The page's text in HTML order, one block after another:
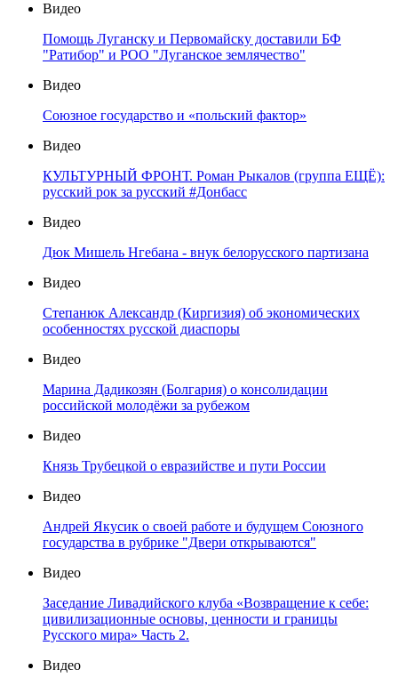
Видео
Помощь Луганску и Первомайску доставили БФ
"Ратибор" и РОО "Луганское землячество"
Видео
Союзное государство и «польский фактор»
Видео
КУЛЬТУРНЫЙ ФРОНТ. Роман Рыкалов (группа ЕЩЁ):
русский рок за русский #Донбасс
Видео
Дюк Мишель Нгебана - внук белорусского партизана
Видео
Степанюк Александр (Киргизия) об экономических
особенностях русской диаспоры
Видео
Марина Дадикозян (Болгария) о консолидации
российской молодёжи за рубежом
Видео
Князь Трубецкой о евразийстве и пути России
Видео
Андрей Якусик о своей работе и будущем Союзного
государства в рубрике "Двери открываются"
Видео
Заседание Ливадийского клуба «Возвращение к себе:
цивилизационные основы, ценности и границы
Русского мира» Часть 2.
Видео